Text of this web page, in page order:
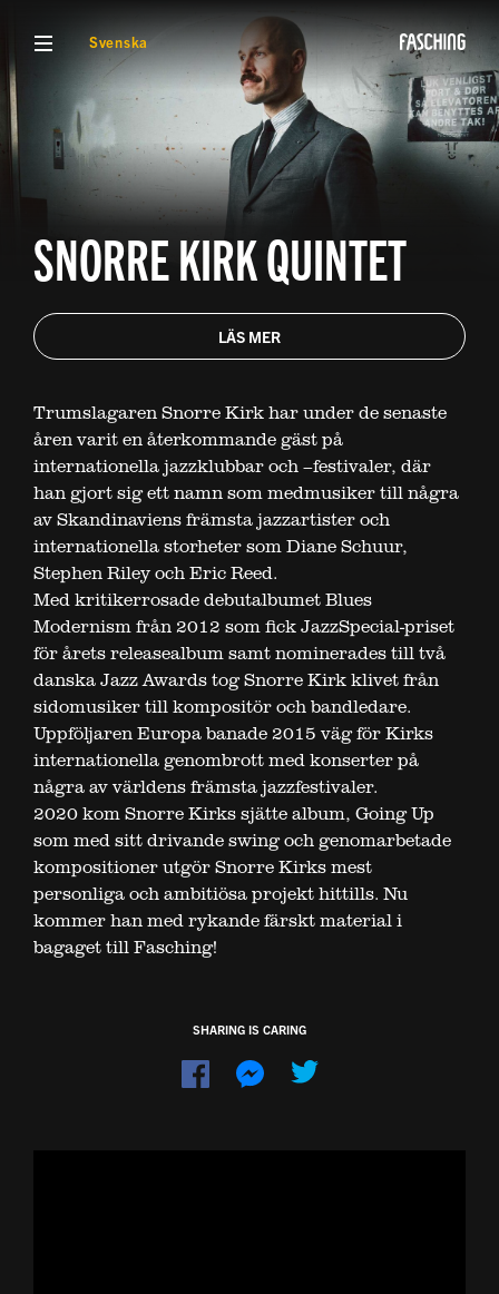
VISA MENYSvenska
SNORRE KIRK QUINTET
LÄS MER
Trumslagaren Snorre Kirk har under de senaste
åren varit en återkommande gäst på
internationella jazzklubbar och –festivaler, där
han gjort sig ett namn som medmusiker till några
av Skandinaviens främsta jazzartister och
internationella storheter som Diane Schuur,
Stephen Riley och Eric Reed.
Med kritikerrosade debutalbumet Blues
Modernism från 2012 som fick JazzSpecial-priset
för årets releasealbum samt nominerades till två
danska Jazz Awards tog Snorre Kirk klivet från
sidomusiker till kompositör och bandledare.
Uppföljaren Europa banade 2015 väg för Kirks
internationella genombrott med konserter på
några av världens främsta jazzfestivaler.
2020 kom Snorre Kirks sjätte album, Going Up
som med sitt drivande swing och genomarbetade
kompositioner utgör Snorre Kirks mest
personliga och ambitiösa projekt hittills. Nu
kommer han med rykande färskt material i
bagaget till Fasching!
SHARING IS CARING
Dela
Dela